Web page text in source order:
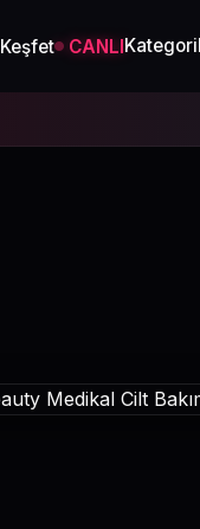
Keşfet CANLI